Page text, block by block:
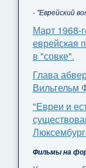
- "Еврейский
Март 1968-
еврейская
в "совке".
Глава
Вильгельм
"Евреи и
Фильмы на